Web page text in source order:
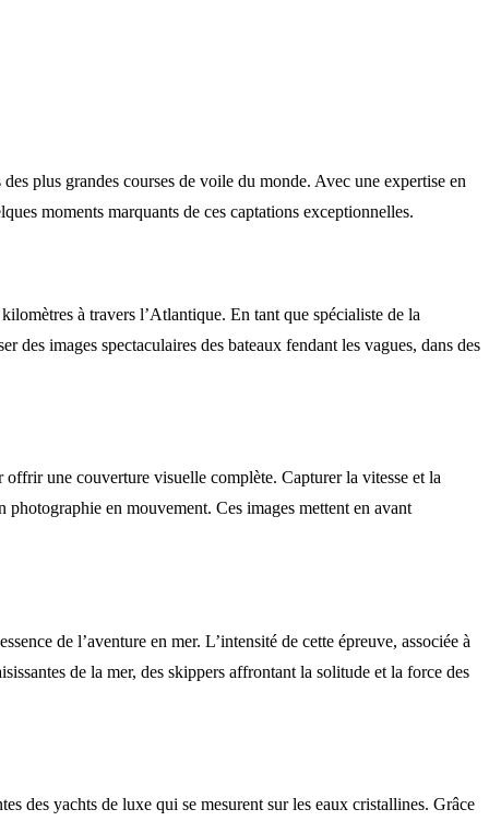
plus grandes courses de voile du monde. Avec une expertise en
moments marquants de ces captations exceptionnelles.
à travers l’Atlantique. En tant que spécialiste de la
des images spectaculaires des bateaux fendant les vagues, dans des
une couverture visuelle complète. Capturer la vitesse et la
en mouvement. Ces images mettent en avant
de l’aventure en mer. L’intensité de cette épreuve, associée à
de la mer, des skippers affrontant la solitude et la force des
des yachts de luxe qui se mesurent sur les eaux cristallines. Grâce